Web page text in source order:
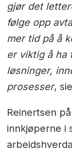
gjør det
følge opp
mer tid på å
er viktig å ha
løsninger,
prosesser,
Reinertsen
innkjøperne i